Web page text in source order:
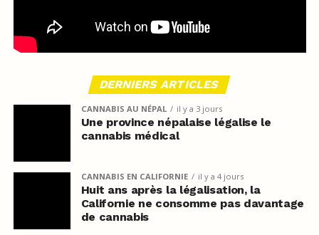
DERNIERS ARTICLES
CANNABIS AU NÉPAL il y a 3 jours
Une province népalaise légalise le
cannabis médical
CANNABIS EN CALIFORNIE il y a 4 jours
Huit ans après la légalisation, la
Californie ne consomme pas davantage
de cannabis